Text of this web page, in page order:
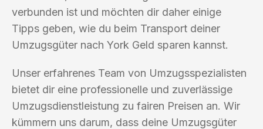
verbunden ist und möchten dir daher einige
Tipps geben, wie du beim Transport deiner
Umzugsgüter nach York Geld sparen kannst.
Unser erfahrenes Team von Umzugsspezialisten
bietet dir eine professionelle und zuverlässige
Umzugsdienstleistung zu fairen Preisen an. Wir
kümmern uns darum, dass deine Umzugsgüter